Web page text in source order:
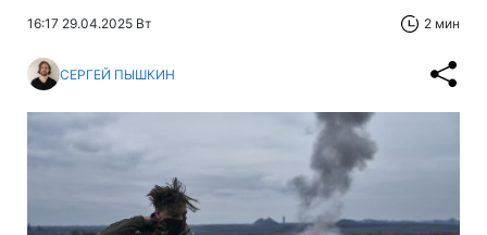
16:17 29.04.2025 Вт 2 мин
СЕРГЕЙ ПЫШКИН